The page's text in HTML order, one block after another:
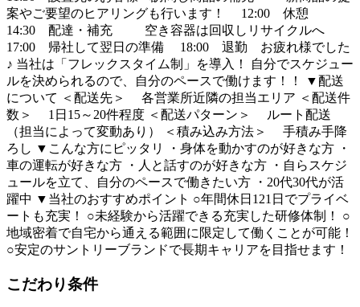
案やご要望のヒアリングも行います！ 12:00 休憩
14:30 配達・補充 空き容器は回収しリサイクルへ
17:00 帰社して翌日の準備 18:00 退勤 お疲れ様でした
♪ 当社は「フレックスタイム制」を導入！ 自分でスケジュー
ルを決められるので、自分のペースで働けます！！ ▼配送
について ＜配送先＞ 各営業所近隣の担当エリア ＜配送件
数＞ 1日15～20件程度 ＜配送パターン＞ ルート配送
（担当によって変動あり） ＜積み込み方法＞ 手積み手降
ろし ▼こんな方にピッタリ ・身体を動かすのが好きな方 ・
車の運転が好きな方 ・人と話すのが好きな方 ・自らスケジ
ュールを立て、自分のペースで働きたい方 ・20代30代が活
躍中 ▼当社のおすすめポイント ○年間休日121日でプライベ
ートも充実！ ○未経験から活躍できる充実した研修体制！ ○
地域密着で自宅から通える範囲に限定して働くことが可能！
○安定のサントリーブランドで長期キャリアを目指せます！
こだわり条件